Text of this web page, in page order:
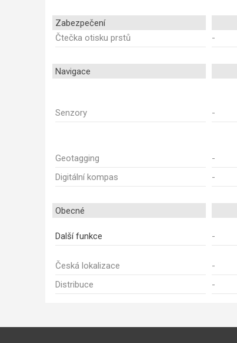
Zabezpečení
Čtečka otisku prstů
-
Navigace
Senzory -
Geotagging -
Digitální kompas
-
Obecné
Další funkce -
Česká lokalizace -
Distribuce
-